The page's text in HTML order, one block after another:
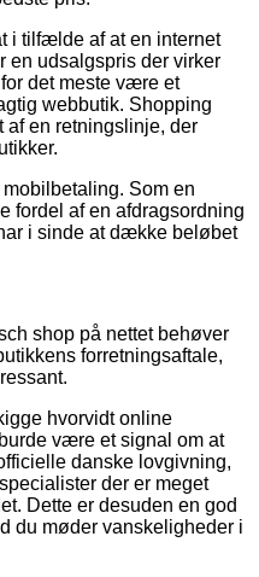
i tilfælde af at en internet
en udsalgspris der virker
det meste være et
webbutik. Shopping
af en retningslinje, der
Som en
fordel af en afdragsordning
i sinde at dække beløbet
shop på nettet behøver
forretningsaftale,
hvorvidt online
være et signal om at
danske lovgivning,
der er meget
Dette er desuden en god
du møder vanskeligheder i